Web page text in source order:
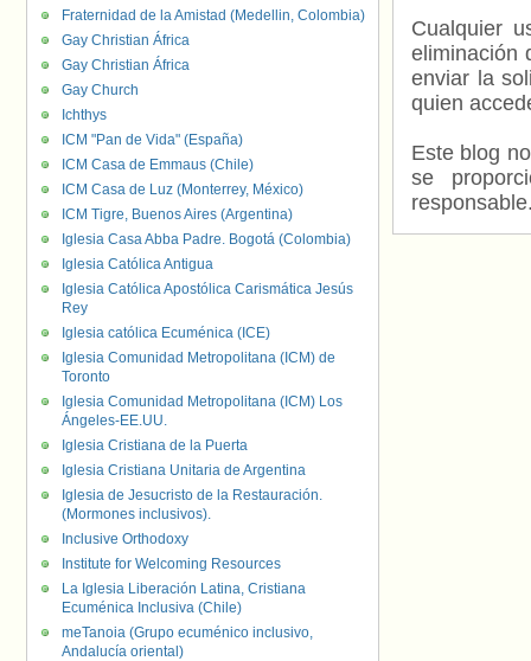
Cualquier
eliminación
enviar la
quien
Este blog
se
Fraternidad de la Amistad (Medellin, Colombia)
Gay Christian África
Gay Christian África
Gay Church
Ichthys
ICM "Pan de Vida" (España)
ICM Casa de Emmaus (Chile)
ICM Casa de Luz (Monterrey, México)
ICM Tigre, Buenos Aires (Argentina)
Iglesia Casa Abba Padre. Bogotá (Colombia)
Iglesia Católica Antigua
Iglesia Católica Apostólica Carismática Jesús
Rey
Iglesia católica Ecuménica (ICE)
Iglesia Comunidad Metropolitana (ICM) de
Toronto
Iglesia Comunidad Metropolitana (ICM) Los
Ángeles-EE.UU.
Iglesia Cristiana de la Puerta
Iglesia Cristiana Unitaria de Argentina
Iglesia de Jesucristo de la Restauración.
(Mormones inclusivos).
Inclusive Orthodoxy
Institute for Welcoming Resources
La Iglesia Liberación Latina, Cristiana
Ecuménica Inclusiva (Chile)
meTanoia (Grupo ecuménico inclusivo,
Andalucía oriental)